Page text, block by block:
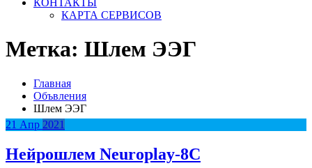
КОНТАКТЫ
КАРТА СЕРВИСОВ
Метка: Шлем ЭЭГ
Главная
Объвления
Шлем ЭЭГ
21 Апр 2021
Нейрошлем Neuroplay-8C